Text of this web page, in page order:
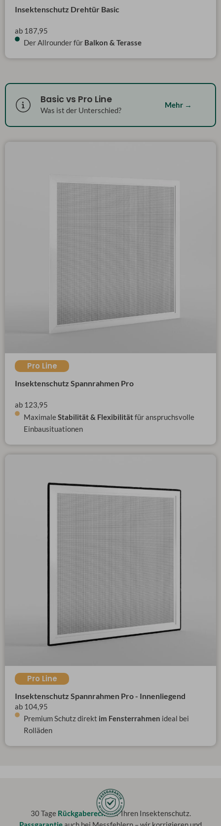
Insektenschutz Drehtür Basic
ab 187,95
Der Allrounder für Balkon & Terasse
Basic vs Pro Line
Was ist der Unterschied?
Mehr →
Insektenschutz Spannrahmen Pro
ab 123,95
MaximaleStabilität & Flexibilitätfür anspruchsvolle
Einbausituationen
Pro Line
Insektenschutz Spannrahmen Pro - Innenliegend
Pro Line
ab 104,95
Premium Schutz direkt im Fensterrahmen ideal bei
Rolläden
30 Tage Rückgaberechtfür Ihren Insektenschutz.